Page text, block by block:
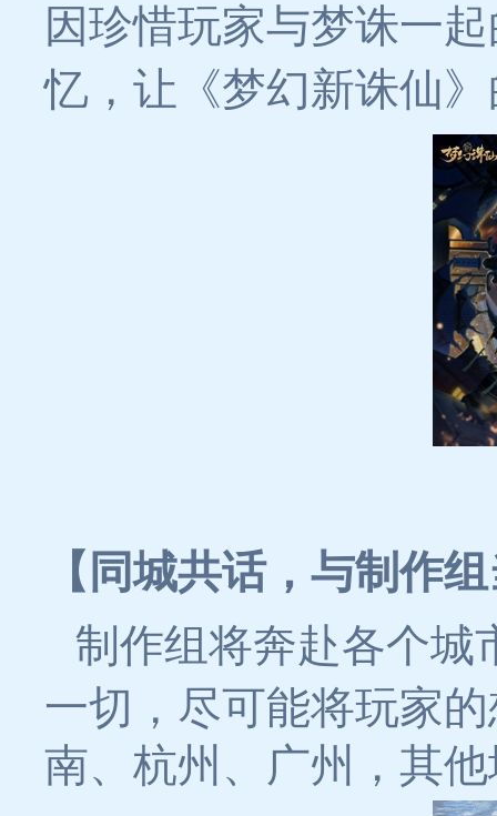
因珍惜玩家与梦诛一
忆，让《梦幻新诛仙
【同城共话，与制作
制作组将奔赴各个城
一切，尽可能将玩家
南、杭州、广州，其